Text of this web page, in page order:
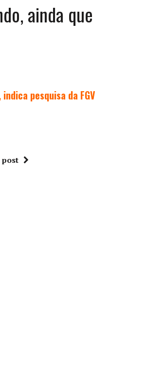
ainda que
pesquisa da FGV
post